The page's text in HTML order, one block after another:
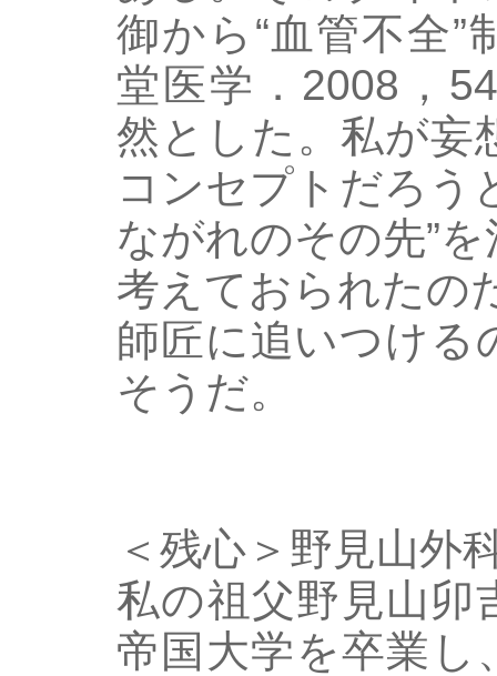
御から“血管不全”
堂医学．2008，
然とした。私が妄
コンセプトだろう
ながれのその先”
考えておられたの
師匠に追いつける
そうだ。
＜残心＞野見山外
私の祖父野見山卯
帝国大学を卒業し